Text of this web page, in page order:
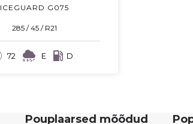
ICEGUARD G075
285 / 45 / R21
72 E D
Pouplaarsed mõõdud